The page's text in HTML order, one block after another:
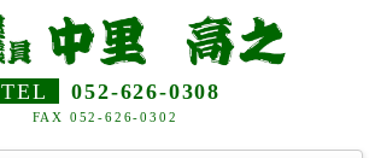
TEL 052-626-0308
FAX 052-626-0302